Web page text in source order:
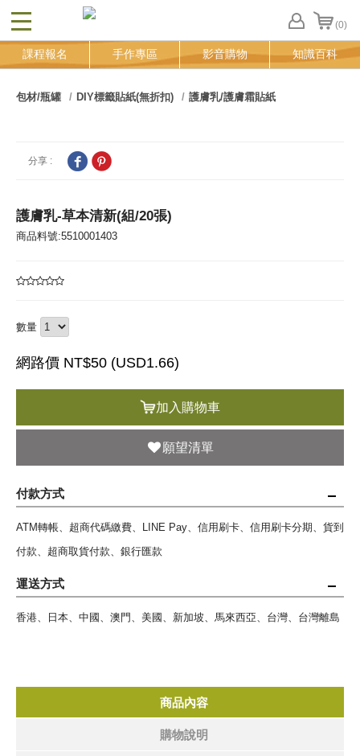
CLOSE (0)
FB
登
課程報名 手作專區 影音購物 知識百科
包材/瓶罐 DIY標籤貼紙(無折扣) 護膚乳/護膚霜貼紙
分享 :
護膚乳-草本清新(組/20張)
商品料號:5510001403
數量
網路價 NT$50 (USD1.66)
加入購物車
願望清單
付款方式
ATM轉帳、超商代碼繳費、LINE Pay、信用刷卡、信用刷卡分期、貨到
付款、超商取貨付款、銀行匯款
運送方式
香港、日本、中國、澳門、美國、新加坡、馬來西亞、台灣、台灣離島
商品內容
購物說明